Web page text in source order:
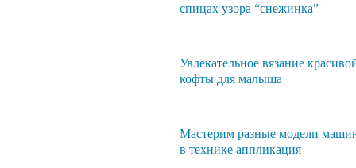
спицах узора “снежинка”
Увлекательное вязание
кофты для малыша
Мастерим разные модели
в технике аппликация